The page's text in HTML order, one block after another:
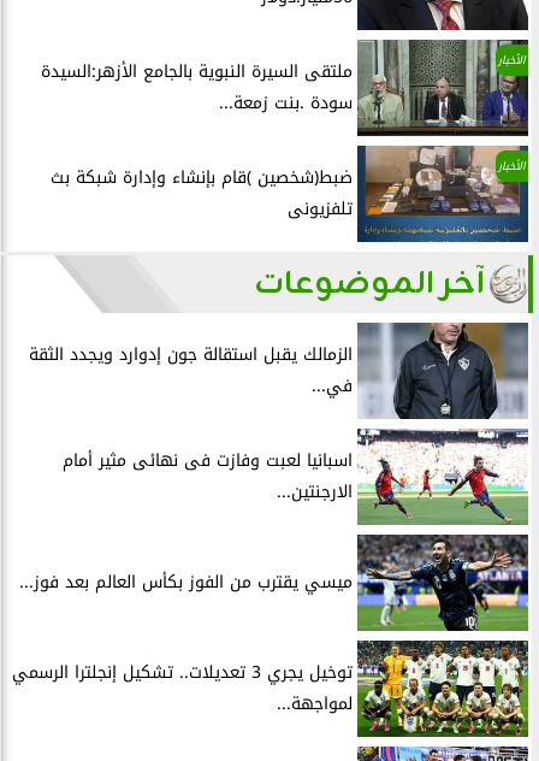
الأخبار
ملتقى السيرة النبوية بالجامع الأزهر:السيدة
سودة .بنت زمعة...
الأخبار
ضبط(شخصين )قام بإنشاء وإدارة شبكة بث
تلفزيونى
آخر الموضوعات
الزمالك يقبل استقالة جون إدوارد ويجدد الثقة
في...
اسبانيا لعبت وفازت فى نهائى مثير أمام
الارجنتين...
ميسي يقترب من الفوز بكأس العالم بعد فوز...
توخيل يجري 3 تعديلات.. تشكيل إنجلترا الرسمي
لمواجهة...